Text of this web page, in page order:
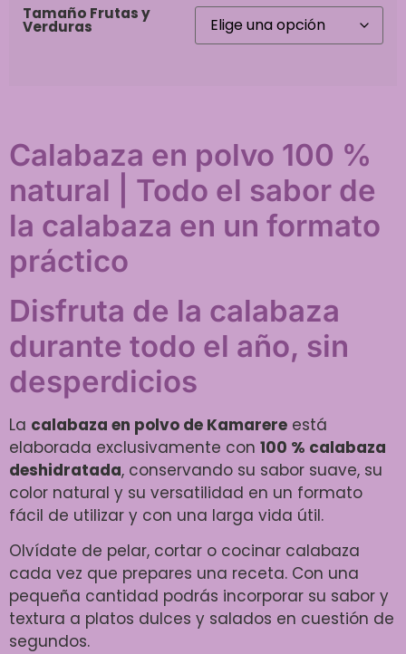
Tamaño Frutas y
Verduras
Calabaza en polvo 100 %
natural | Todo el sabor de
la calabaza en un formato
práctico
Disfruta de la calabaza
durante todo el año, sin
desperdicios
La calabaza en polvo de Kamarere está
elaborada exclusivamente con 100 % calabaza
deshidratada, conservando su sabor suave, su
color natural y su versatilidad en un formato
fácil de utilizar y con una larga vida útil.
Olvídate de pelar, cortar o cocinar calabaza
cada vez que prepares una receta. Con una
pequeña cantidad podrás incorporar su sabor y
textura a platos dulces y salados en cuestión de
segundos.